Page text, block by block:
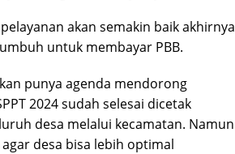
akan semakin baik akhirnya
untuk membayar PBB.
punya agenda mendorong
2024 sudah selesai dicetak
desa melalui kecamatan. Namun
desa bisa lebih optimal